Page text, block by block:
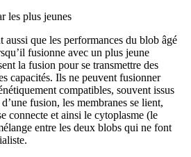
les plus jeunes
aussi que les performances du blob âgé
fusionne avec un plus jeune
la fusion pour se transmettre des
capacités. Ils ne peuvent fusionner
compatibles, souvent issus
fusion, les membranes se lient,
connecte et ainsi le cytoplasme (le
entre les deux blobs qui ne font